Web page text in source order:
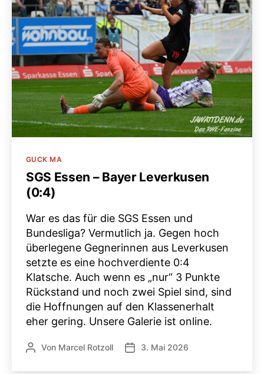
Kategorien
GUCK MA
SGS Essen – Bayer Leverkusen
(0:4)
War es das für die SGS Essen und
Bundesliga? Vermutlich ja. Gegen hoch
überlegene Gegnerinnen aus Leverkusen
setzte es eine hochverdiente 0:4
Klatsche. Auch wenn es „nur“ 3 Punkte
Rückstand und noch zwei Spiel sind, sind
die Hoffnungen auf den Klassenerhalt
eher gering. Unsere Galerie ist online.
Beitragsautor
Von Marcel Rotzoll Veröffentlichungsdatum
3. Mai 2026